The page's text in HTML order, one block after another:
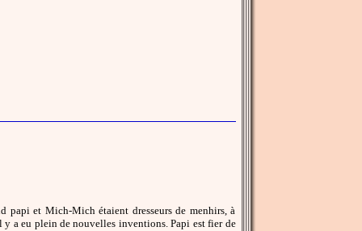
et Mich-Mich étaient dresseurs de menhirs, à
a eu plein de nouvelles inventions. Papi est fier de